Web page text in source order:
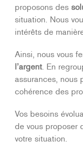
proposons des
situation. Nous
intérêts de
Ainsi, nous vous
l’argent. En
assurances, nous
cohérence des
Vos besoins
de vous proposer
votre situation.